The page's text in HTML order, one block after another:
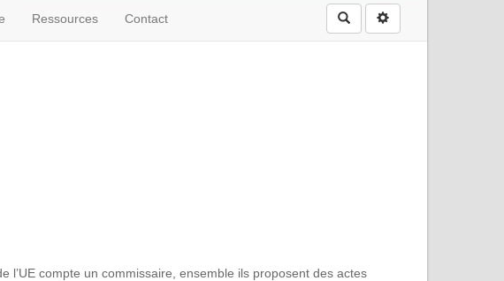
Ressources Contact Rechercher
compte un commissaire, ensemble ils proposent des actes